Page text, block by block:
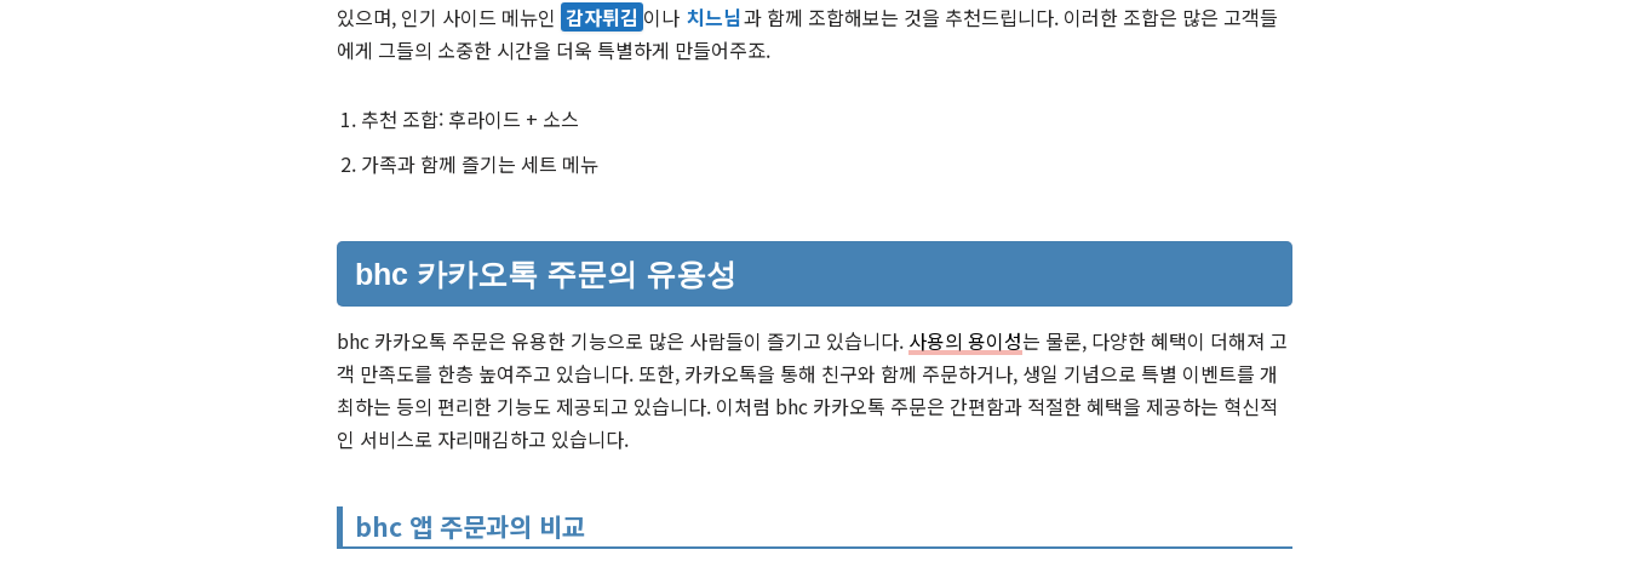
있으며, 인기 사이드 메뉴인 감자튀김 이나 치느님과 함께 조합해보는 것을 추천드립니다. 이러한 조합은 많은 고객들
에게 그들의 소중한 시간을 더욱 특별하게 만들어주죠.
추천 조합: 후라이드 + 소스
가족과 함께 즐기는 세트 메뉴
bhc 카카오톡 주문의 유용성
bhc 카카오톡 주문은 유용한 기능으로 많은 사람들이 즐기고 있습니다. 사용의 용이성는 물론, 다양한 혜택이 더해져 고
객 만족도를 한층 높여주고 있습니다. 또한, 카카오톡을 통해 친구와 함께 주문하거나, 생일 기념으로 특별 이벤트를 개
최하는 등의 편리한 기능도 제공되고 있습니다. 이처럼 bhc 카카오톡 주문은 간편함과 적절한 혜택을 제공하는 혁신적
인 서비스로 자리매김하고 있습니다.
bhc 앱 주문과의 비교